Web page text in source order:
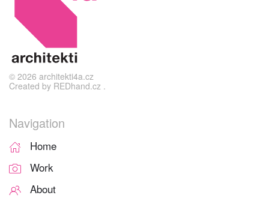
© 2026 architekti4a.cz
Created by REDhand.cz .
Navigation
Home
Work
About